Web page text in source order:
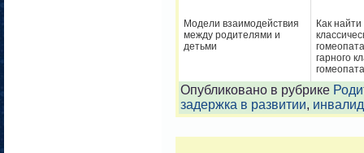
Модели взаимодействия
между родителями и
детьми
Как
гарного
гомеопата
Опубликовано в рубрике
задержка в развитии, инвалид